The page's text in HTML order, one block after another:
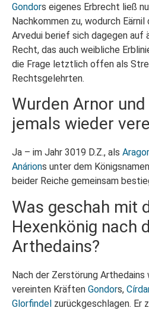
Gondors eigenes Erbrecht ließ
Nachkommen zu, wodurch
Arvedui berief sich dagegen auf
Recht, das auch weibliche
die Frage letztlich offen als
Rechtsgelehrten.
Wurden Arnor
jemals wieder
Ja – im Jahr 3019 D.Z., als
Anárions unter dem Königsnamen
beider Reiche gemeinsam
Was geschah mit
Hexenkönig nach
Arthedains?
Nach der Zerstörung Arthedains
vereinten Kräften Gondors,
Glorfindel zurückgeschlagen. Er